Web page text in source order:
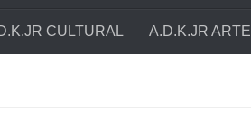
CULTURAL A.D.K.JR ARTE